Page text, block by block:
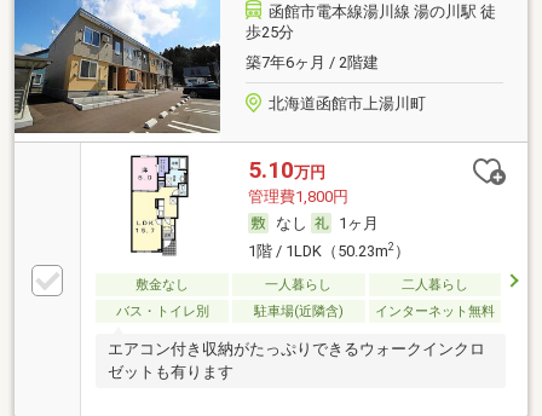
函館市電本線湯川線 湯の川駅 徒
歩25分
築7年6ヶ月 / 2階建
北海道函館市上湯川町
5.10万円
管理費1,800円
なし
1ヶ月
1階 / 1LDK（50.23m2）
敷金なし 一人暮らし
二人暮らし
バス・トイレ別
駐車場(近隣含) インターネット無料
エアコン付き収納がたっぷりできるウォークインクロ
ゼットも有ります